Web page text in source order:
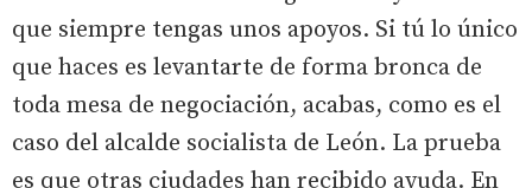
que siempre tengas unos apoyos. Si tú lo único
que haces es levantarte de forma bronca de
toda mesa de negociación, acabas, como es el
caso del alcalde socialista de León. La prueba
es que otras ciudades han recibido ayuda. En